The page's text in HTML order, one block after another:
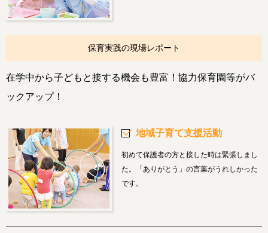
保育実践の現場レポート
在学中から子どもと接する機会も豊富！協力保育園等がバ
ックアップ！
地域子育て支援活動
初めて保護者の方と接した時は緊張しまし
た。「ありがとう」の言葉がうれしかった
です。